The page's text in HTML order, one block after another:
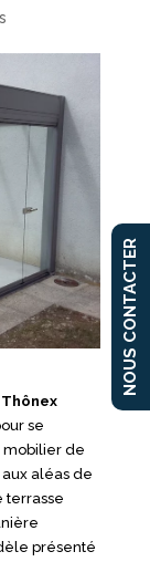
se
mobilier de
aléas de
terrasse
présenté
NOUS CONTACTER